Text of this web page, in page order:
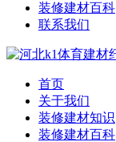
装修建材百科
联系我们
首页
关于我们
装修建材知识
装修建材百科